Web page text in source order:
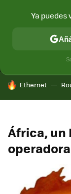
HOY SE HABLA
Ethernet
África, un
Ya puedes